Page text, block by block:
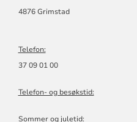
4876 Grimstad
Telefon:
37 09 01 00
Telefon- og besøkstid:
Sommer og juletid: